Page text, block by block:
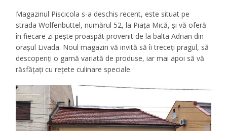
Magazinul Piscicola s-a deschis recent, este situat pe
strada Wolfenbüttel, numărul 52, la Piața Mică, și vă oferă
în fiecare zi pește proaspăt provenit de la balta Adrian din
orașul Livada. Noul magazin vă invită să îi treceți pragul, să
descoperiți o gamă variată de produse, iar mai apoi să vă
răsfățați cu rețete culinare speciale.